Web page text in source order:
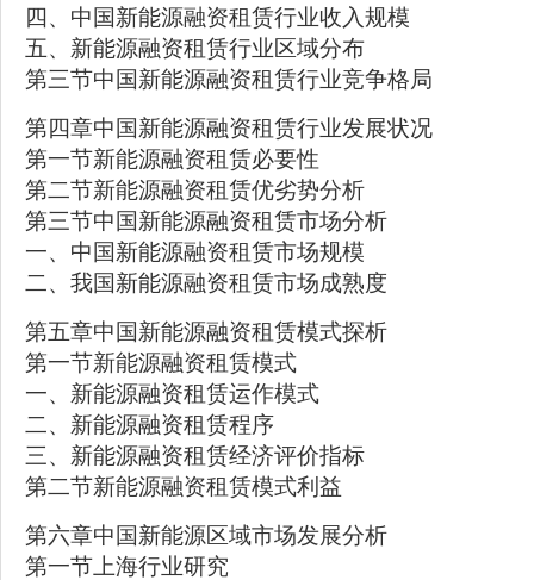
四、中国新能源融资租赁行业收入规模
五、新能源融资租赁行业区域分布
第三节中国新能源融资租赁行业竞争格局
第四章中国新能源融资租赁行业发展状况
第一节新能源融资租赁必要性
第二节新能源融资租赁优劣势分析
第三节中国新能源融资租赁市场分析
一、中国新能源融资租赁市场规模
二、我国新能源融资租赁市场成熟度
第五章中国新能源融资租赁模式探析
第一节新能源融资租赁模式
一、新能源融资租赁运作模式
二、新能源融资租赁程序
三、新能源融资租赁经济评价指标
第二节新能源融资租赁模式利益
第六章中国新能源区域市场发展分析
第一节上海行业研究